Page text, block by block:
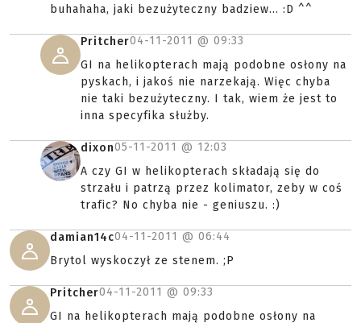
buhahaha, jaki bezużyteczny badziew... :D ^^
Pritcher04-11-2011 @ 09:33
GI na helikopterach mają podobne osłony na
pyskach, i jakoś nie narzekają. Więc chyba
nie taki bezużyteczny. I tak, wiem że jest to
inna specyfika służby.
dixon05-11-2011 @ 12:03
A czy GI w helikopterach składają się do
strzału i patrzą przez kolimator, zeby w coś
trafic? No chyba nie - geniuszu. :)
damian14c04-11-2011 @ 06:44
Brytol wyskoczył ze stenem. ;P
Pritcher04-11-2011 @ 09:33
GI na helikopterach mają podobne osłony na